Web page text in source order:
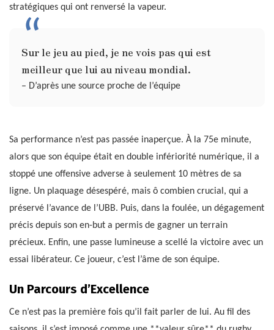
stratégiques qui ont renversé la vapeur.
Sur le jeu au pied, je ne vois pas qui est
meilleur que lui au niveau mondial.
– D’après une source proche de l’équipe
Sa performance n’est pas passée inaperçue. À la 75e minute,
alors que son équipe était en double infériorité numérique, il a
stoppé une offensive adverse à seulement 10 mètres de sa
ligne. Un plaquage désespéré, mais ô combien crucial, qui a
préservé l’avance de l’UBB. Puis, dans la foulée, un dégagement
précis depuis son en-but a permis de gagner un terrain
précieux. Enfin, une passe lumineuse a scellé la victoire avec un
essai libérateur. Ce joueur, c’est l’âme de son équipe.
Un Parcours d’Excellence
Ce n’est pas la première fois qu’il fait parler de lui. Au fil des